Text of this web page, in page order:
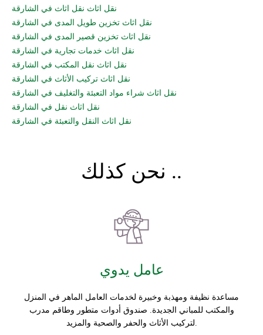
نقل اثاث نقل اثاث في الشارقة
نقل اثاث تخزين طويل المدى في الشارقة
نقل اثاث تخزين قصير المدى في الشارقة
نقل اثاث خدمات تجارية في الشارقة
نقل اثاث نقل المكتب في الشارقة
نقل اثاث تركيب الأثاث في الشارقة
نقل اثاث شراء مواد التعبئة والتغليف في الشارقة
نقل اثاث نقل في الشارقة
نقل اثاث النقل والتعبئة في الشارقة
نحن كذلك ..
عامل يدوي
مساعدة نظيفة ومهذبة وخبيرة لخدمات العامل الماهر في المنزل
والمكتب للمباني الجديدة. صندوق أدوات متطور وطاقم مدرب
لتركيب الأثاث والحفر والصحية والمزيد.